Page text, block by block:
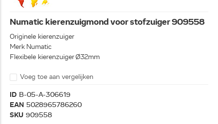
Numatic kierenzuigmond voor stofzuiger 909558
Originele kierenzuiger
Merk Numatic
Flexibele kierenzuiger Ø32mm
Voeg toe aan vergelijken
ID B-05-A-306619
EAN 5028965786260
SKU 909558